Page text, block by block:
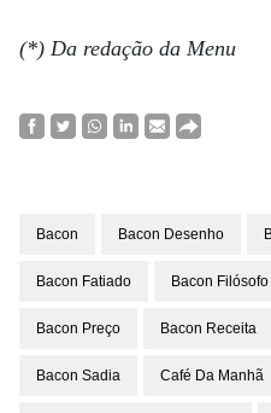
(*) Da redação da Menu
Bacon Bacon Desenho
Bacon Fatiado Bacon Filósofo
Bacon Preço Bacon Receita
Bacon Sadia Café Da Manhã